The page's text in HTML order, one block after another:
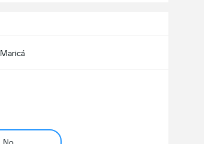
Maricá